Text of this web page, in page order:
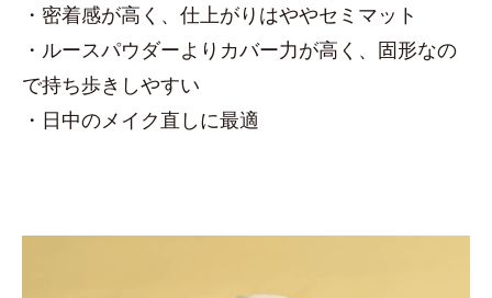
・密着感が高く、仕上がりはややセミマット
・ルースパウダーよりカバー力が高く、固形なの
で持ち歩きしやすい
・日中のメイク直しに最適